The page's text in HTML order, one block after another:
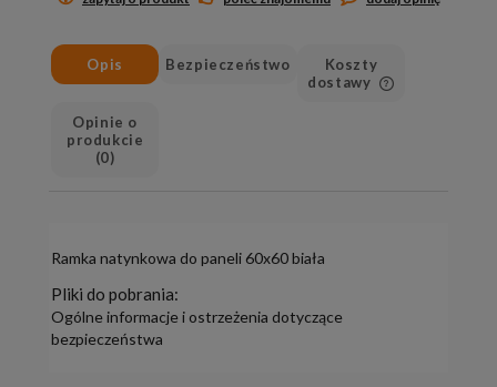
Opis Bezpieczeństwo
Koszty
dostawy
Opinie o
produkcie
(0)
Ramka natynkowa do paneli 60x60 biała
Pliki do pobrania:
Ogólne informacje i ostrzeżenia dotyczące
bezpieczeństwa